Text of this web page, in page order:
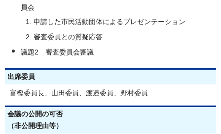
員会
申請した市民活動団体によるプレゼンテーション
審査委員との質疑応答
議題2 審査委員会審議
出席委員
富樫委員長、山田委員、渡邉委員、野村委員
会議の公開の可否
（非公開理由等）